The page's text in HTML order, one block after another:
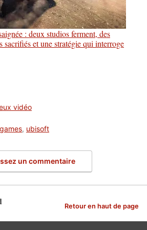
: deux studios ferment, des
sacrifiés et une stratégie qui interroge
vidéo
, ubisoft
un commentaire
Retour en haut de page